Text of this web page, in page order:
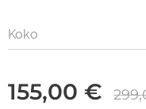
Koko
155,00 €